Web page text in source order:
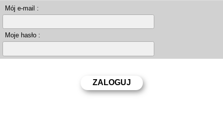
Mój e-mail :
Moje hasło :